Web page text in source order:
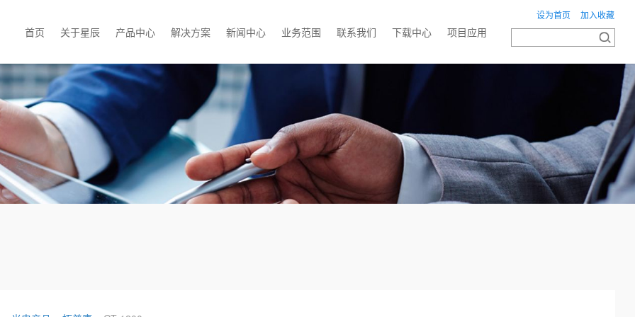
设为首页 加入收藏
首页 关于星辰 产品中心 解决方案 新闻中心 业务范围 联系我们 下载中心 项目应用